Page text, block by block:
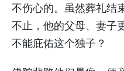
不伤心的。虽然葬礼结
不止，他的父母、妻子
不能庇佑这个独子？